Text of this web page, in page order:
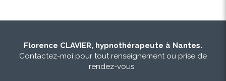
Florence CLAVIER, hypnothérapeute à Nantes.
Contactez-moi pour tout renseignement ou prise de
rendez-vous.